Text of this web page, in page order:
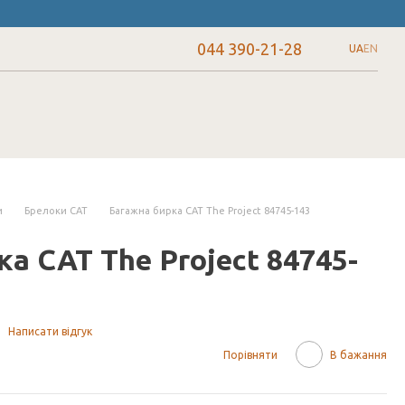
044 390-21-28 UAEN
Брелоки CAT Багажна бирка CAT The Project 84745-143
CAT The Project 84745-
Написати відгук
Порівняти В бажання